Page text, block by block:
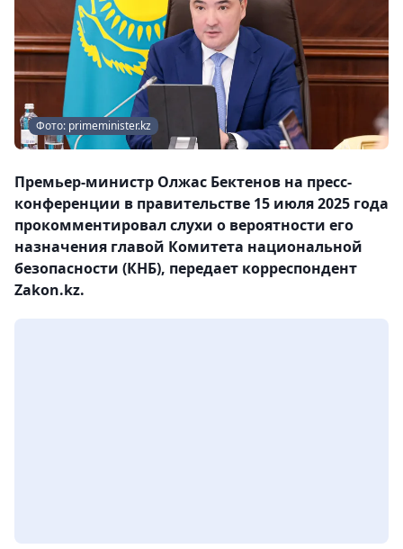
Фото: primeminister.kz
Премьер-министр Олжас Бектенов на пресс-
конференции в правительстве 15 июля 2025 года
прокомментировал слухи о вероятности его
назначения главой Комитета национальной
безопасности (КНБ), передает корреспондент
Zakon.kz.